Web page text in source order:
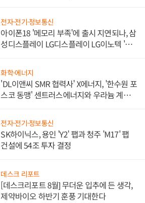
전자·전기·정보통신
아이폰18 '메모리 부족'에 출시 지연되나, 삼
성디스플레이 LG디스플레이 LG이노텍 '탈
화학·에너지
'DL이앤씨 SMR 협력사' X에너지, '한수원 포
스코 동맹' 센트러스에너지와 우라늄 계약
전자·전기·정보통신
SK하이닉스, 용인 'Y2' 팹과 청주 'M17' 팹
건설에 54조 투자 결정
데스크 리포트
[데스크리포트 8월] 무더운 입추에 든 생각,
제약바이오 하반기 훈풍 기대한다